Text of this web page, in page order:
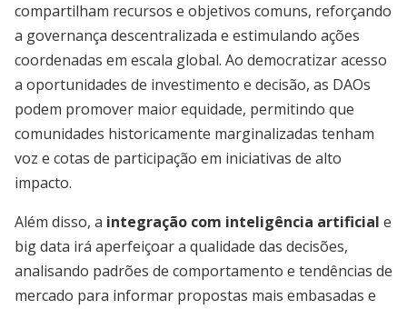
compartilham recursos e objetivos comuns, reforçando
a governança descentralizada e estimulando ações
coordenadas em escala global. Ao democratizar acesso
a oportunidades de investimento e decisão, as DAOs
podem promover maior equidade, permitindo que
comunidades historicamente marginalizadas tenham
voz e cotas de participação em iniciativas de alto
impacto.
Além disso, a integração com inteligência artificial e
big data irá aperfeiçoar a qualidade das decisões,
analisando padrões de comportamento e tendências de
mercado para informar propostas mais embasadas e